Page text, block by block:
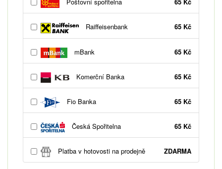
Poštovní spořitelna 65 Kč
Raiffeisenbank 65 Kč
mBank 65 Kč
Komerční Banka 65 Kč
Fio Banka 65 Kč
Česká Spořitelna 65 Kč
Platba v hotovosti na prodejně ZDARMA